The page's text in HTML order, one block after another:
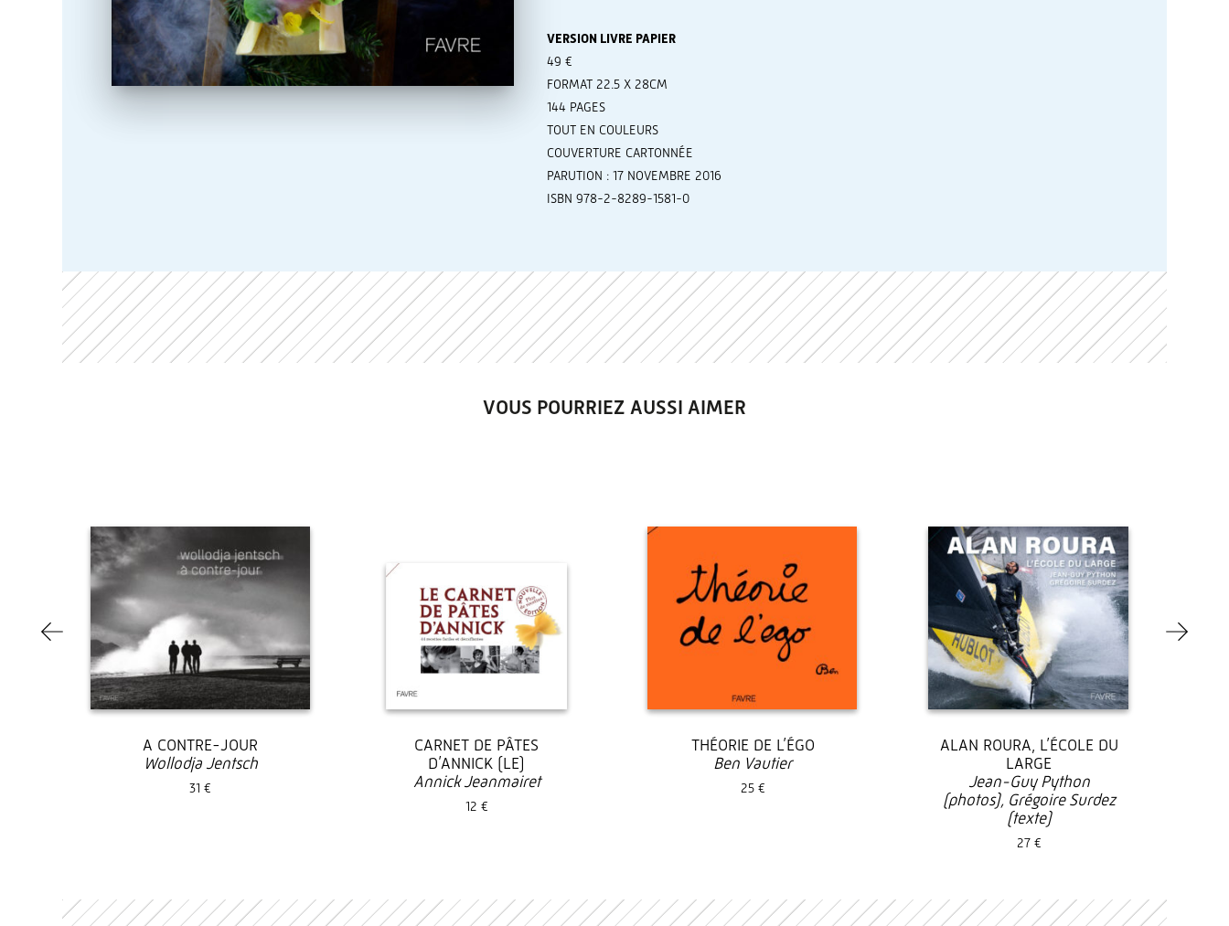
VERSION LIVRE PAPIER
49 €
FORMAT 22.5 X 28CM
144 PAGES
TOUT EN COULEURS
COUVERTURE CARTONNÉE
PARUTION : 17 NOVEMBRE 2016
ISBN 978-2-8289-1581-0
VOUS POURRIEZ AUSSI AIMER
A CONTRE-JOUR
Wollodja Jentsch
31 €
CARNET DE PÂTES
D’ANNICK (LE)
Annick Jeanmairet
12 €
THÉORIE DE L’ÉGO
Ben Vautier
25 €
ALAN ROURA, L’ÉCOLE DU
LARGE
Jean-Guy Python
(photos), Grégoire Surdez
(texte)
27 €